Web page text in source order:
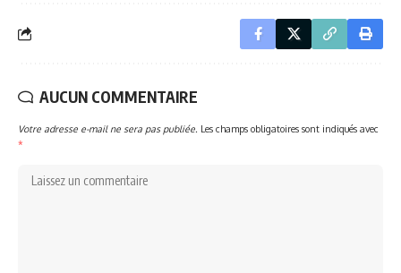
AUCUN COMMENTAIRE
Votre adresse e-mail ne sera pas publiée. Les champs obligatoires sont indiqués avec
*